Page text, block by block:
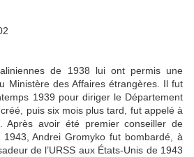
de 1938 lui ont permis une
Ministère des Affaires étrangères. Il fut
1939 pour diriger le Département
puis six mois plus tard, fut appelé à
Après avoir été premier conseiller de
1943, Andrei Gromyko fut bombardé, à
de l’URSS aux États-Unis de 1943